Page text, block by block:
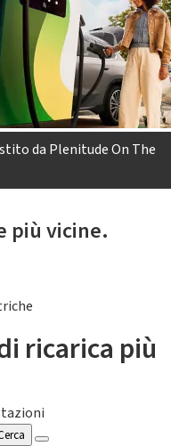
da Plenitude On The
più vicine.
ricarica più